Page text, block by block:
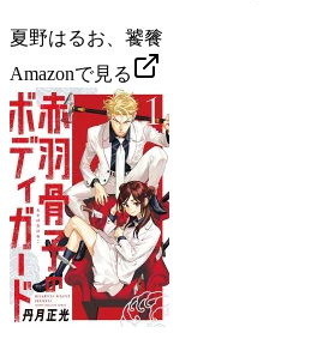
夏野はるお、饕餮
Amazonで見る